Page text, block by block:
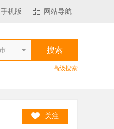
手机版 网站导航
高级搜索
关注